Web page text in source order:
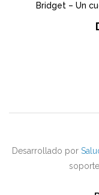
Bridget – Un
Desarrollado por